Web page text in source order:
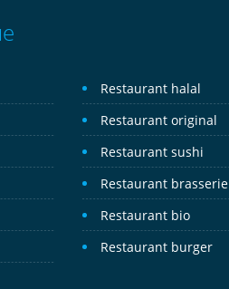
Restaurant halal
Restaurant original
Restaurant sushi
Restaurant brasserie
Restaurant bio
Restaurant burger